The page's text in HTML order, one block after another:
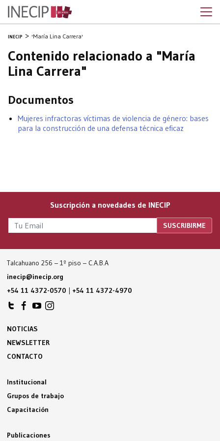
INECIP 'María Lina Carrera'
Contenido relacionado a "María
Lina Carrera"
Documentos
Mujeres infractoras víctimas de violencia de género: bases
para la construcción de una defensa técnica eficaz
Suscripción a novedades de INECIP
Talcahuano 256 – 1º piso – C.A.B.A
inecip@inecip.org
+54 11 4372-0570 | +54 11 4372-4970
NOTICIAS
NEWSLETTER
CONTACTO
Institucional
Grupos de trabajo
Capacitación
Publicaciones